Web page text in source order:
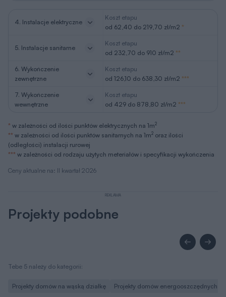
Ceny aktualne na: II kwartał 2026
4. Instalacje elektryczne
Koszt etapu
od 62,40 do 219,70 zł/m2 *
5. Instalacje sanitarne
Koszt etapu
od 232,70 do 910 zł/m2 **
6. Wykończenie
zewnętrzne
Koszt etapu
od 126,10 do 638,30 zł/m2 ***
7. Wykończenie
wewnętrzne
Koszt etapu
od 429 do 878,80 zł/m2 ***
* w zależności od ilości punktów elektrycznych na 1m2
** w zależności od ilości punktów sanitarnych na 1m2 oraz ilości
(odległości) instalacji rurowej
*** w zależności od rodzaju użytych meteriałów i specyfikacji wykończenia
REKLAMA
Projekty podobne
Tebe 5 należy do kategorii:
Projekty domów na wąską działkę Projekty domów energooszczędnych